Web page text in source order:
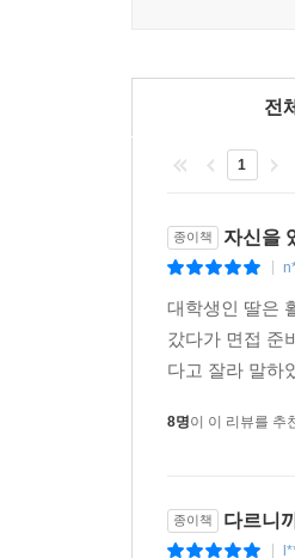
병원에서의 경험,
아름답지 않다고들
뚱뚱하고 못생긴 여
고슴도치도 제 자
우량아로 태어나
영향과 뚱뚱한 여
사실은 이해하고
있었겠죠? 그래도
전
1
종이책 자신을
대학생인 딸은
갔다가 면접 준
다고 잘라 말하
8명이 이 리뷰를 추
종이책 다르니